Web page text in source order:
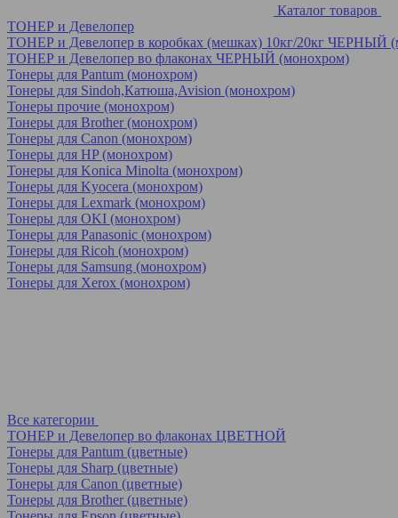
Каталог товаров
ТОНЕР и Девелопер
ТОНЕР и Девелопер в коробках (мешках) 10кг/20кг ЧЕРНЫЙ
ТОНЕР и Девелопер во флаконах ЧЕРНЫЙ (монохром)
Тонеры для Pantum (монохром)
Тонеры для Sindoh,Катюша,Avision (монохром)
Тонеры прочие (монохром)
Тонеры для Brother (монохром)
Тонеры для Canon (монохром)
Тонеры для HP (монохром)
Тонеры для Konica Minolta (монохром)
Тонеры для Kyocera (монохром)
Тонеры для Lexmark (монохром)
Тонеры для OKI (монохром)
Тонеры для Panasonic (монохром)
Тонеры для Ricoh (монохром)
Тонеры для Samsung (монохром)
Тонеры для Xerox (монохром)
Все категории
ТОНЕР и Девелопер во флаконах ЦВЕТНОЙ
Тонеры для Pantum (цветные)
Тонеры для Sharp (цветные)
Тонеры для Canon (цветные)
Тонеры для Brother (цветные)